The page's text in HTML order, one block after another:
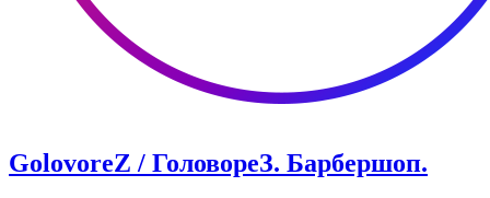
GolovoreZ / ГоловореЗ. Барбершоп.